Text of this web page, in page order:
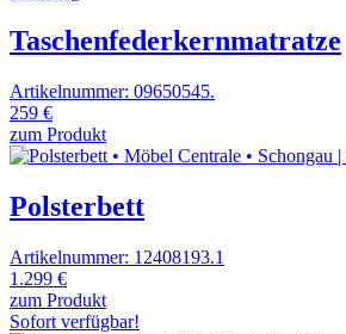
Taschenfederkernmatratze
Artikelnummer: 09650545.
259 €
zum Produkt
Polsterbett
Artikelnummer: 12408193.1
1.299 €
zum Produkt
Sofort verfügbar!